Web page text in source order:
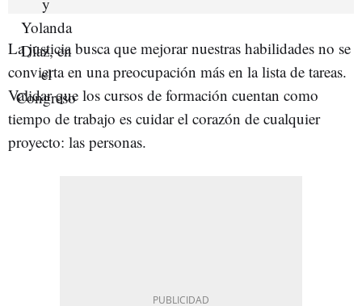
La justicia busca que mejorar nuestras habilidades no se
convierta en una preocupación más en la lista de tareas.
Validar que los cursos de formación cuentan como
tiempo de trabajo es cuidar el corazón de cualquier
proyecto: las personas.